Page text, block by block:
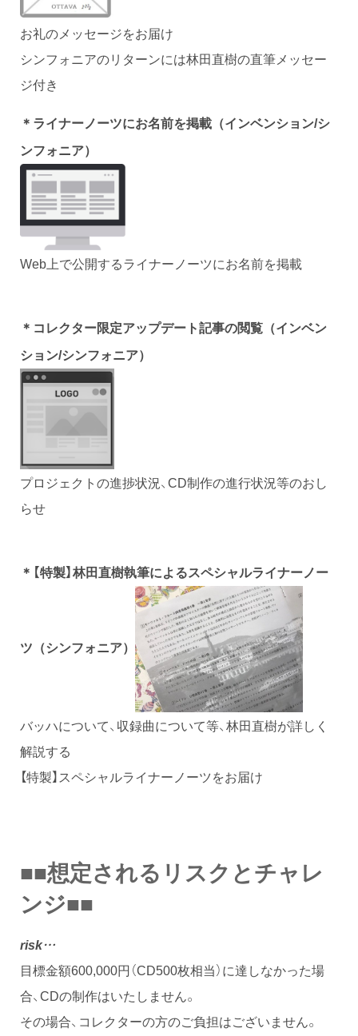
お礼のメッセージをお届け
シンフォニアのリターンには林田直樹の直筆メッセー
ジ付き
＊ライナーノーツにお名前を掲載（インベンション/シ
ンフォニア）
Web上で公開するライナーノーツにお名前を掲載
＊コレクター限定アップデート記事の閲覧（インベン
ション/シンフォニア）
プロジェクトの進捗状況、CD制作の進行状況等のおし
らせ
＊ 【特製】林田直樹執筆によるスペシャルライナーノー
ツ （シンフォニア）
バッハについて、収録曲について等、林田直樹が詳しく
解説する
【特製】スペシャルライナーノーツをお届け
■■想定されるリスクとチャレ
ンジ■■
risk…
目標金額600,000円（CD500枚相当）に達しなかった場
合、CDの制作はいたしません。
その場合、コレクターの方のご負担はございません。